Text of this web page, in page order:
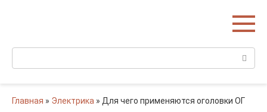
Поиск:
Главная » Электрика » Для чего применяются оголовки ОГ